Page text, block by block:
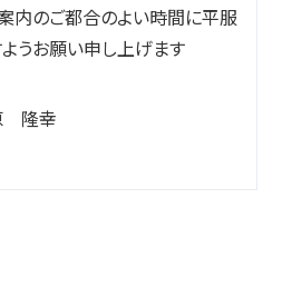
内のご都合のよい時間に平服
うお願い申し上げます
隆幸